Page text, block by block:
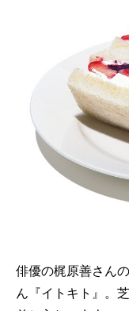
俳優の梶原善さん
ん『イトキト』。